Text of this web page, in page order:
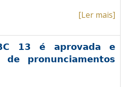
[Ler mais]
13 é aprovada e
de pronunciamentos